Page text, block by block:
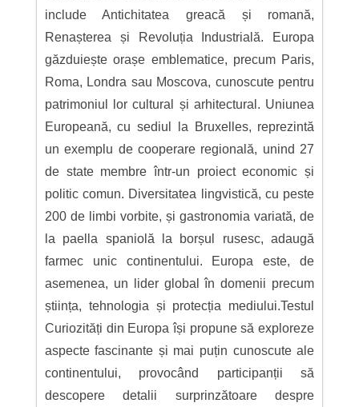
include Antichitatea greacă și romană,
Renașterea și Revoluția Industrială. Europa
găzduiește orașe emblematice, precum Paris,
Roma, Londra sau Moscova, cunoscute pentru
patrimoniul lor cultural și arhitectural. Uniunea
Europeană, cu sediul la Bruxelles, reprezintă
un exemplu de cooperare regională, unind 27
de state membre într-un proiect economic și
politic comun. Diversitatea lingvistică, cu peste
200 de limbi vorbite, și gastronomia variată, de
la paella spaniolă la borșul rusesc, adaugă
farmec unic continentului. Europa este, de
asemenea, un lider global în domenii precum
știința, tehnologia și protecția mediului.Testul
Curiozități din Europa își propune să exploreze
aspecte fascinante și mai puțin cunoscute ale
continentului, provocând participanții să
descopere detalii surprinzătoare despre